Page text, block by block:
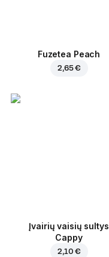
Fuzetea Peach
2,65 €
Įvairių vaisių sultys
Cappy
2,10 €